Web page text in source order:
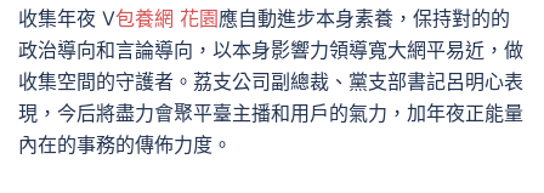
收集年夜 V包養網 花園應自動進步本身素養，保持對的的
政治導向和言論導向，以本身影響力領導寬大網平易近，做
收集空間的守護者。荔支公司副總裁、黨支部書記呂明心表
現，今后將盡力會聚平臺主播和用戶的氣力，加年夜正能量
內在的事務的傳佈力度。